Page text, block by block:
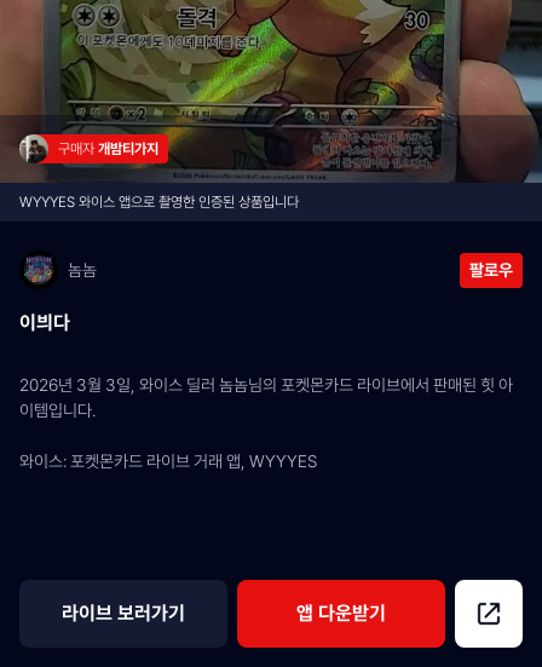
구매자 개밤티가지
WYYYES 와이스 앱으로 촬영한 인증된 상품입니다
놈놈 팔로우
이븨다
2026년 3월 3일, 와이스 딜러 놈놈님의 포켓몬카드 라이브에서 판매된 힛 아
이템입니다.
와이스: 포켓몬카드 라이브 거래 앱, WYYYES
라이브 보러가기 앱 다운받기